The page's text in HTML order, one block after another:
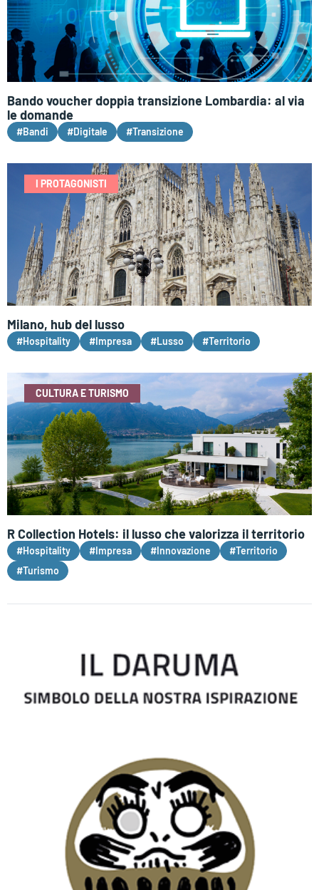
Bando voucher doppia transizione Lombardia: al via
le domande
#Bandi #Digitale #Transizione
I PROTAGONISTI
Milano, hub del lusso
#Hospitality #Impresa #Lusso #Territorio
CULTURA E TURISMO
R Collection Hotels: il lusso che valorizza il territorio
#Hospitality #Impresa #Innovazione
#Territorio
#Turismo